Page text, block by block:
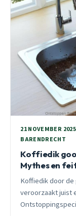
21 NOVEMBER
BARENDRECHT
Koffiedik
Mythes en
Koffiedik door
veroorzaakt juist